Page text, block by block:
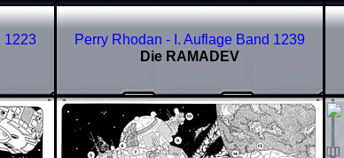
1223
Perry Rhodan - I. Auflage Band 1239
Die RAMADEV